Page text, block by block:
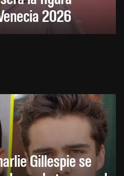
2026
Gillespie se